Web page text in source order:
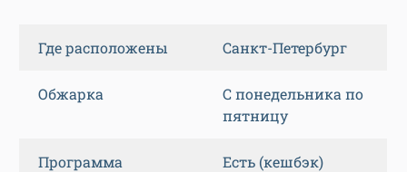
Где расположены Санкт-Петербург
Обжарка
С понедельника по
пятницу
Программа
Есть (кешбэк)